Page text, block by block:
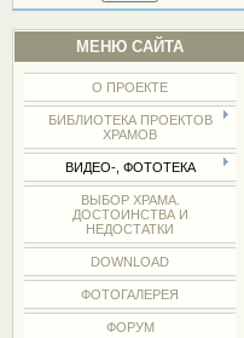
МЕНЮ САЙТА
О ПРОЕКТЕ
БИБЛИОТЕКА ПРОЕКТОВ
ХРАМОВ
ВИДЕО-, ФОТОТЕКА
ВЫБОР ХРАМА.
ДОСТОИНСТВА И
НЕДОСТАТКИ
DOWNLOAD
ФОТОГАЛЕРЕЯ
ФОРУМ